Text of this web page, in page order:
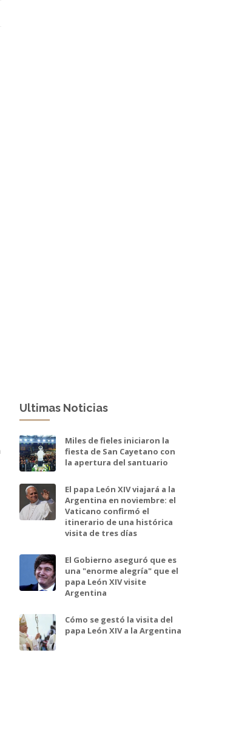
Ultimas Noticias
Miles de fieles iniciaron la
fiesta de San Cayetano con
la apertura del santuario
El papa León XIV viajará a la
Argentina en noviembre: el
Vaticano confirmó el
itinerario de una histórica
visita de tres días
El Gobierno aseguró que es
una "enorme alegría" que el
papa León XIV visite
Argentina
Cómo se gestó la visita del
papa León XIV a la Argentina